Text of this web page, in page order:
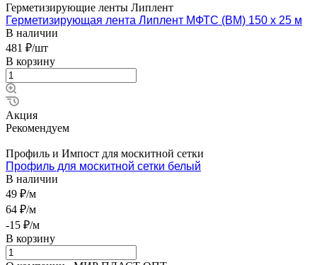
Герметизирующие ленты Липлент
Герметизирующая лента Липлент МФТС (ВМ) 150 х 25 м
В наличии
481 ₽/шт
В корзину
Акция
Рекомендуем
Профиль и Импост для москитной сетки
Профиль для москитной сетки белый
В наличии
49 ₽/м
64 ₽/м
-15 ₽/м
В корзину